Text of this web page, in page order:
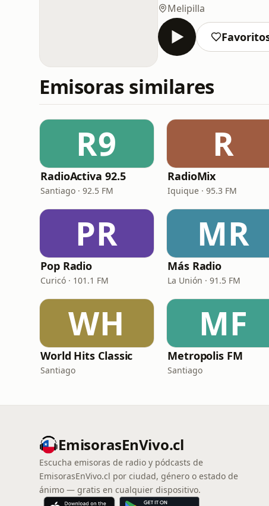
Melipilla
Emisoras similares
R9
RadioActiva 92.5
Santiago · 92.5 FM
R
RadioMix
Iquique · 95.3 FM
PR
Pop Radio
Curicó · 101.1 FM
MR
Más Radio
La Unión · 91.5 FM
WH
World Hits Classic
Santiago
MF
Metropolis FM
Santiago
EmisorasEnVivo.cl
Escucha emisoras de radio y pódcasts de
EmisorasEnVivo.cl por ciudad, género o estado de
ánimo — gratis en cualquier dispositivo.